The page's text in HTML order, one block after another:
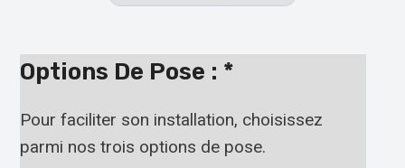
Options De Pose : *
Pour faciliter son installation, choisissez
parmi nos trois options de pose.